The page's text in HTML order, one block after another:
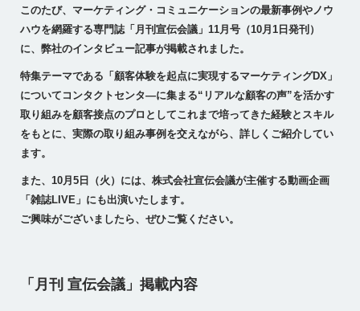
このたび、マーケティング・コミュニケーションの最新事例やノウ
ハウを網羅する専門誌「月刊宣伝会議」11月号（10月1日発刊）
に、弊社のインタビュー記事が掲載されました。
特集テーマである「顧客体験を起点に実現するマーケティングDX」
についてコンタクトセンタ―に集まる“リアルな顧客の声”を活かす
取り組みを顧客接点のプロとしてこれまで培ってきた経験とスキル
をもとに、実際の取り組み事例を交えながら、詳しくご紹介してい
ます。
また、10月5日（火）には、株式会社宣伝会議が主催する動画企画
「雑誌LIVE」にも出演いたします。
ご興味がございましたら、ぜひご覧ください。
「月刊 宣伝会議」掲載内容